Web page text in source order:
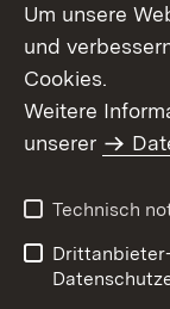
Um unsere
und
Cookies.
Weitere
unserer
Technisch